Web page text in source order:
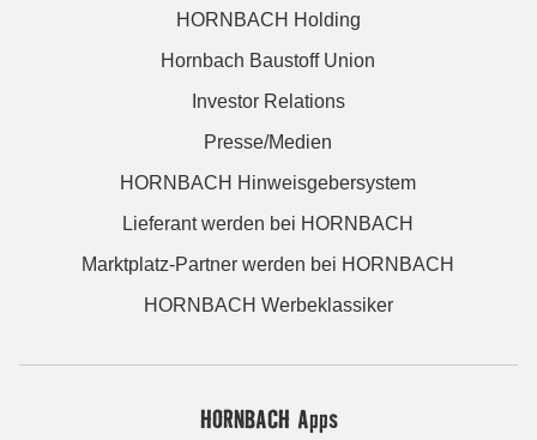
HORNBACH Holding
Hornbach Baustoff Union
Investor Relations
Presse/Medien
HORNBACH Hinweisgebersystem
Lieferant werden bei HORNBACH
Marktplatz-Partner werden bei HORNBACH
HORNBACH Werbeklassiker
HORNBACH Apps